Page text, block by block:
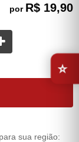
por R$ 19,90
sua região:
⭐